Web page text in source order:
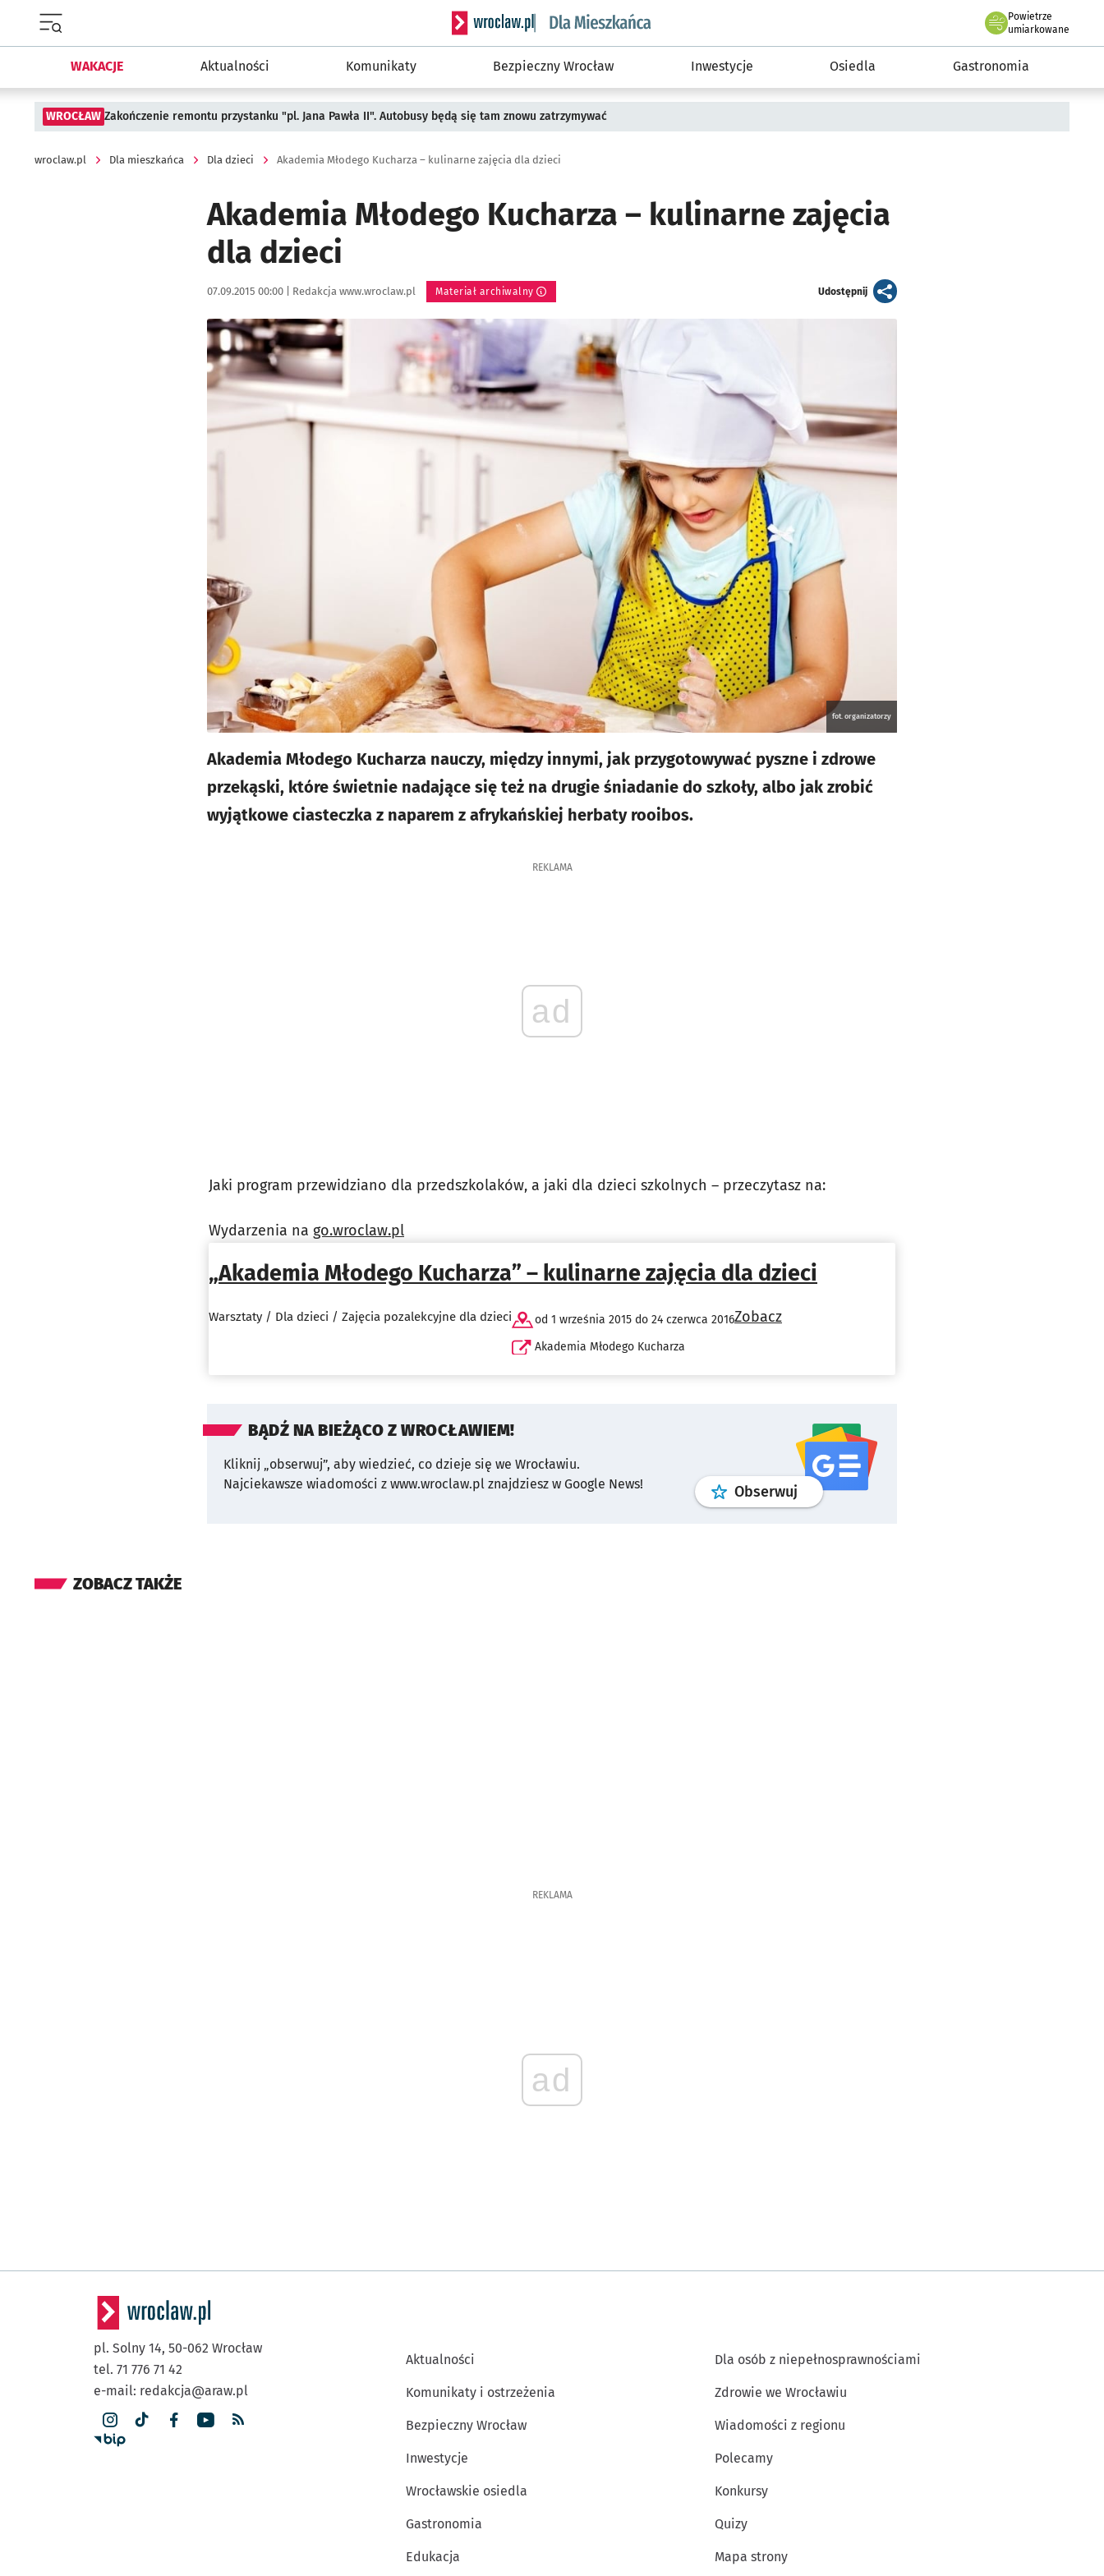
Serwis informacyjny wroclaw.pl podserwis: Dla mieszkańca
Powietrze
we Wrocławiu
umiarkowane
WAKACJE Aktualności Komunikaty Bezpieczny Wrocław Inwestycje Osiedla Gastronomia
WROCŁAW Zakończenie remontu przystanku "pl. Jana Pawła II". Autobusy będą się tam znowu zatrzymywać
wroclaw.pl Dla mieszkańca Dla dzieci Akademia Młodego Kucharza – kulinarne zajęcia dla dzieci
Akademia Młodego Kucharza – kulinarne zajęcia
dla dzieci
Data publikacji:
07.09.2015 00:00 | Autor:
Redakcja www.wroclaw.pl Materiał archiwalny Udostępnijartykuł
Kliknij, aby powiększyć
fot. organizatorzy
Akademia Młodego Kucharza nauczy, między innymi, jak przygotowywać pyszne i zdrowe
przekąski, które świetnie nadające się też na drugie śniadanie do szkoły, albo jak zrobić
wyjątkowe ciasteczka z naparem z afrykańskiej herbaty rooibos.
REKLAMA
ad
Jaki program przewidziano dla przedszkolaków, a jaki dla dzieci szkolnych – przeczytasz na:
Wydarzenia na go.wroclaw.pl
„Akademia Młodego Kucharza” – kulinarne zajęcia dla dzieci
Warsztaty / Dla dzieci / Zajęcia pozalekcyjne dla dzieci
od 1 września 2015 do 24 czerwca 2016
Akademia Młodego Kucharza
Zobacz
BĄDŹ NA BIEŻĄCO Z WROCŁAWIEM!
Kliknij „obserwuj”, aby wiedzieć, co dzieje się we Wrocławiu.
Najciekawsze wiadomości z www.wroclaw.pl znajdziesz w Google News!
Obserwuj profilgoogle news
ZOBACZ TAKŻE
REKLAMA
ad
pl. Solny 14, 50-062 Wrocław
tel. 71 776 71 42
e-mail: redakcja@araw.pl
Aktualności
Komunikaty i ostrzeżenia
Bezpieczny Wrocław
Inwestycje
Wrocławskie osiedla
Gastronomia
Edukacja
Dla osób z niepełnosprawnościami
Zdrowie we Wrocławiu
Wiadomości z regionu
Polecamy
Konkursy
Quizy
Mapa strony